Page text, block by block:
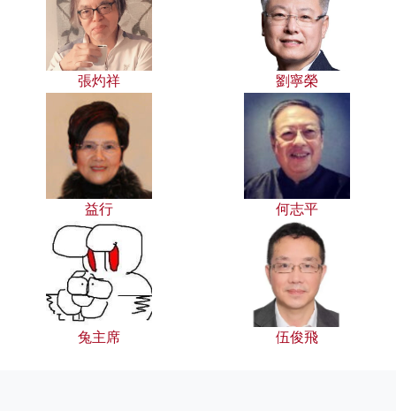
張灼祥 劉寧榮
益行 何志平
兔主席 伍俊飛